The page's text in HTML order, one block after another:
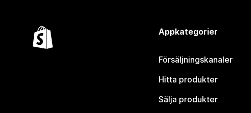
Appkategorier
Försäljningskanaler
Hitta produkter
Sälja produkter